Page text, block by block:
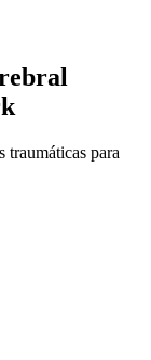
traumáticas para